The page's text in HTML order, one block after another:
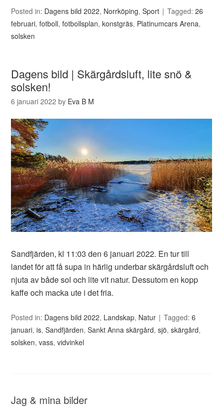
Posted in: Dagens bild 2022, Norrköping,Sport Tagged:26
februari,fotboll,fotbollsplan,konstgräs, Platinumcars Arena,
solsken
Dagens bild | Skärgårdsluft, lite snö &
solsken!
6 januari 2022 by Eva B M
Sandfjärden, kl 11:03 den 6 januari 2022. En tur till
landet för att få supa in härlig underbar skärgårdsluft och
njuta av både sol och lite vit natur. Dessutom en kopp
kaffe och macka ute i det fria.
Posted in: Dagens bild 2022, Landskap, Natur Tagged:6
januari,is,Sandfjärden,Sankt Anna skärgård,sjö,skärgård,
solsken,vass,vidvinkel
Jag & mina bilder